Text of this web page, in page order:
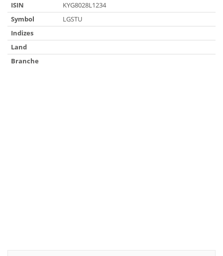
ISIN
KYG8028L1234
Symbol
LGSTU
Indizes
Land
Branche